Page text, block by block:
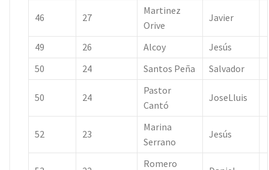
46 27
Martinez
Orive
Javier
49 26 Alcoy
Jesús
50
24 Santos Peña Salvador
50 24
Pastor
Cantó
JoseLluis
52 23
Marina
Serrano
Jesús
Romero